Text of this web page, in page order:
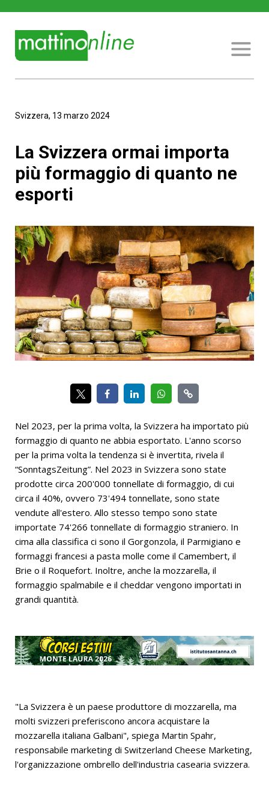
Svizzera, 13 marzo 2024
La Svizzera ormai importa
più formaggio di quanto ne
esporti
Nel 2023, per la prima volta, la Svizzera ha importato più
formaggio di quanto ne abbia esportato. L'anno scorso
per la prima volta la tendenza si è invertita, rivela il
“SonntagsZeitung”. Nel 2023 in Svizzera sono state
prodotte circa 200'000 tonnellate di formaggio, di cui
circa il 40%, ovvero 73'494 tonnellate, sono state
vendute all'estero. Allo stesso tempo sono state
importate 74'266 tonnellate di formaggio straniero. In
cima alla classifica ci sono il Gorgonzola, il Parmigiano e
formaggi francesi a pasta molle come il Camembert, il
Brie o il Roquefort. Inoltre, anche la mozzarella, il
formaggio spalmabile e il cheddar vengono importati in
grandi quantità.
"La Svizzera è un paese produttore di mozzarella, ma
molti svizzeri preferiscono ancora acquistare la
mozzarella italiana Galbani", spiega Martin Spahr,
responsabile marketing di Switzerland Cheese Marketing,
l'organizzazione ombrello dell'industria casearia svizzera.